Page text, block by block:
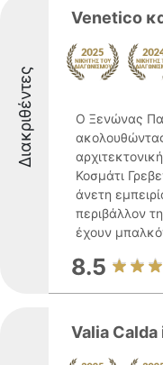
Διακριθέντες
Venetico
Ο Ξενώνας
Κοσμάτι
άνετη
περιβάλλον
έχουν
8.5
Valia Calda